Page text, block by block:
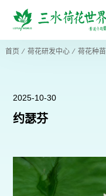
首页 ⁄ 荷花研发中心⁄ 荷花种苗
2025-10-30
约瑟芬